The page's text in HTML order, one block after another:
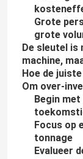
Grote
grote
De sleutel
machine,
Hoe de
Om over-
Begin
Focus op
tonnage
Evalueer